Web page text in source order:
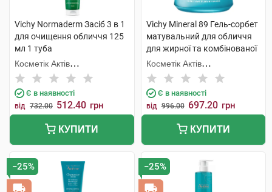
Vichy Normaderm Засіб 3 в 1
для очищення обличчя 125
мл 1 туба
Косметік Актів
Інтернаціональ
Є в наявності
від 732.00 512.40 грн
КУПИТИ
Vichy Mineral 89 Гель-сорбет
матувальний для обличчя
для жирної та комбінованої
шкіри 50 мл 1 банка
Косметік Актів
Інтернаціональ
Є в наявності
від 996.00 697.20 грн
КУПИТИ
−25% −25%